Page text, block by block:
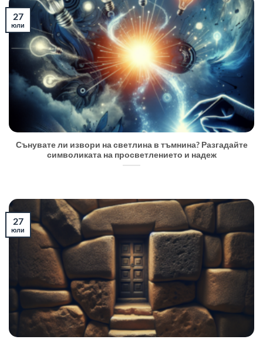
Сънувате ли извори на светлина в тъмнина? Разгадайте
символиката на просветлението и надеж
27
юли
27
юли